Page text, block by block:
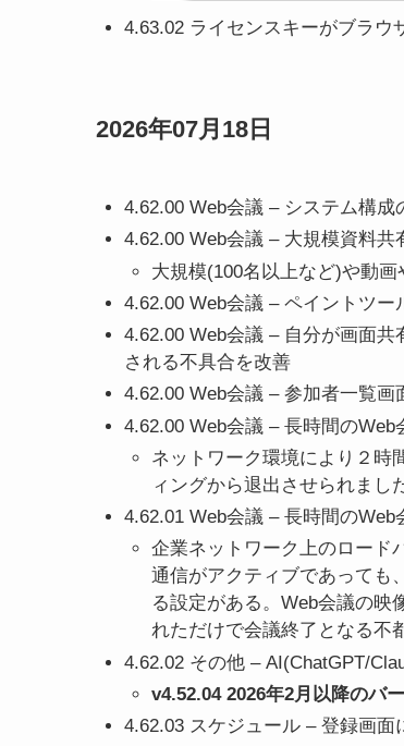
4.63.02 ライセンスキーがブラ
2026年07月18日
4.62.00 Web会議 – システム構成
4.62.00 Web会議 – 大規模資料
大規模(100名以上など)や動
4.62.00 Web会議 – ペイントツ
4.62.00 Web会議 – 自分が画面
される不具合を改善
4.62.00 Web会議 – 参加者一覧
4.62.00 Web会議 – 長時間の
ネットワーク環境により２時
ィングから退出させられまし
4.62.01 Web会議 – 長時間の
企業ネットワーク上のロード
通信がアクティブであっても
る設定がある。Web会議の映
れただけで会議終了となる不
4.62.02 その他 – AI(ChatGPT/
v4.52.04 2026年2月以降のバ
4.62.03 スケジュール – 登録画面